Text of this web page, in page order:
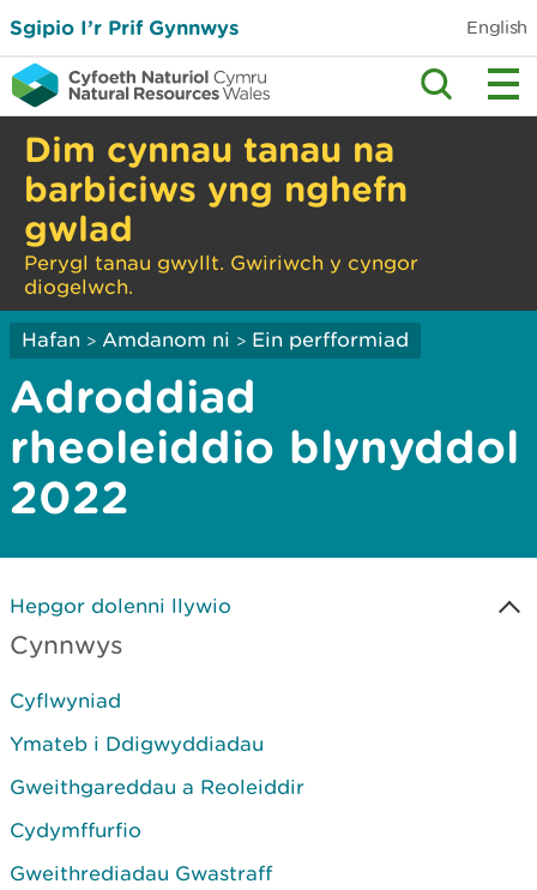
Sgipio I’r Prif Gynnwys English
Dim cynnau tanau na
barbiciws yng nghefn
gwlad
Perygl tanau gwyllt. Gwiriwch y cyngor
diogelwch.
Hafan > Amdanom ni > Ein perfformiad
Adroddiad
rheoleiddio blynyddol
2022
Hepgor dolenni llywio
Cynnwys
Cyflwyniad
Ymateb i Ddigwyddiadau
Gweithgareddau a Reoleiddir
Cydymffurfio
Gweithrediadau Gwastraff